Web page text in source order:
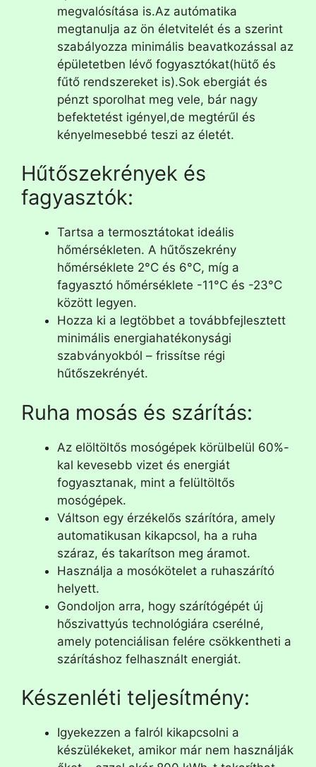
megvalósítása is.Az autómatika
megtanulja az ön életvitelét és a szerint
szabályozza minimális beavatkozással az
épületetben lévő fogyasztókat(hütő és
fűtő rendszereket is).Sok ebergiát és
pénzt sporolhat meg vele, bár nagy
befektetést igényel,de megtérűl és
kényelmesebbé teszi az életét.
Hűtőszekrények és
fagyasztók:
Tartsa a termosztátokat ideális
hőmérsékleten. A hűtőszekrény
hőmérséklete 2°C és 6°C, míg a
fagyasztó hőmérséklete -11°C és -23°C
között legyen.
Hozza ki a legtöbbet a továbbfejlesztett
minimális energiahatékonysági
szabványokból – frissítse régi
hűtőszekrényét.
Ruha mosás és szárítás:
Az elöltöltős mosógépek körülbelül 60%-
kal kevesebb vizet és energiát
fogyasztanak, mint a felültöltős
mosógépek.
Váltson egy érzékelős szárítóra, amely
automatikusan kikapcsol, ha a ruha
száraz, és takarítson meg áramot.
Használja a mosókötelet a ruhaszárító
helyett.
Gondoljon arra, hogy szárítógépét új
hőszivattyús technológiára cserélné,
amely potenciálisan felére csökkentheti a
szárításhoz felhasznált energiát.
Készenléti teljesítmény:
Igyekezzen a falról kikapcsolni a
készülékeket, amikor már nem használják